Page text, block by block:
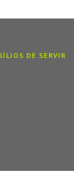
DE SERVIR